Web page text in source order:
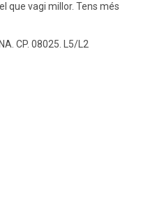
que vagi millor. Tens més
CP. 08025. L5/L2